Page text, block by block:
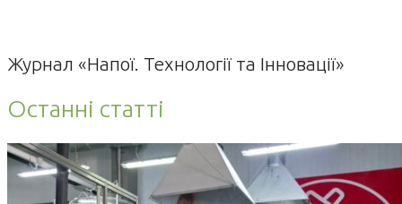
Журнал «Напої. Технології та Інновації»
Останні статті